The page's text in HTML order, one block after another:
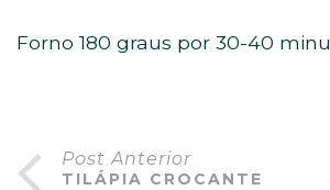
Forno 180 graus por 30-40
Post Anterior
TILÁPIA CROCANTE